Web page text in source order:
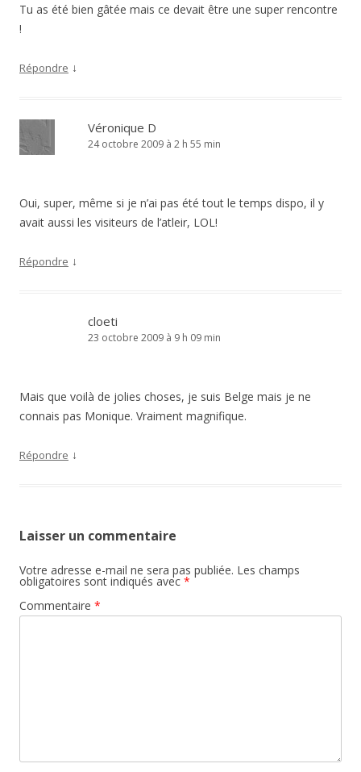
Tu as été bien gâtée mais ce devait être une super rencontre
!
Répondre ↓
Véronique D
24 octobre 2009 à 2 h 55 min
Oui, super, même si je n’ai pas été tout le temps dispo, il y
avait aussi les visiteurs de l’atleir, LOL!
Répondre ↓
cloeti
23 octobre 2009 à 9 h 09 min
Mais que voilà de jolies choses, je suis Belge mais je ne
connais pas Monique. Vraiment magnifique.
Répondre ↓
Laisser un commentaire
Votre adresse e-mail ne sera pas publiée. Les champs
obligatoires sont indiqués avec *
Commentaire *